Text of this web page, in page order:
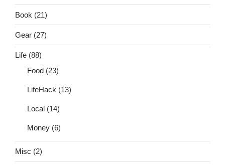
Book (21)
Gear (27)
Life (88)
Food (23)
LifeHack (13)
Local (14)
Money (6)
Misc (2)